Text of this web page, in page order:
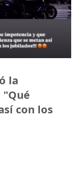
la
"Qué
con los